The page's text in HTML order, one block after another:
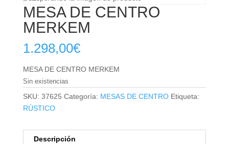
MESA DE CENTRO
MERKEM
1.298,00€
MESA DE CENTRO MERKEM
Sin existencias
SKU: 37625 Categoría: MESAS DE CENTRO Etiqueta:
RÚSTICO
Descripción